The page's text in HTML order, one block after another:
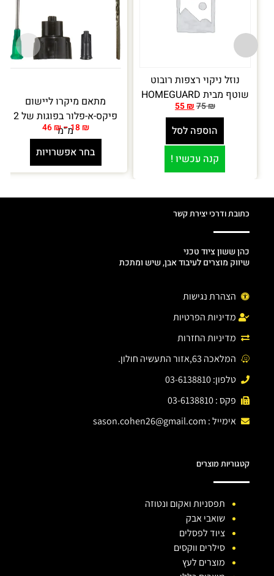
מתאם מיקרו ליישום
פיקס-א-פלור בפוגות של 2
מ”מ18 ₪
–
46 ₪
בחר אפשרויות
נוזל ניקוי רצפות רובוט
שוטף מבית HOMEGUARD
75₪
55₪
הוספה לסל
קנה עכשיו !
כתובת ודרכי יצירת קשר
כהן ששון ציוד טכני
שיווק מוצרים לעיבוד אבן, שיש ומתכת
הצהרת נגישות
מדיניות הפרטיות
מדיניות החזרות
המלאכה 63,אזור התעשיה חולון.
טלפון: 03-6138810
פקס : 03-6138810
אימייל : sason.cohen26@gmail.com
קטגוריות מוצרים
תפסניות ואקום ונטוזה
שואבי אבק
ציוד לפסלים
סילרים ווקסים
מוצרים לעץ